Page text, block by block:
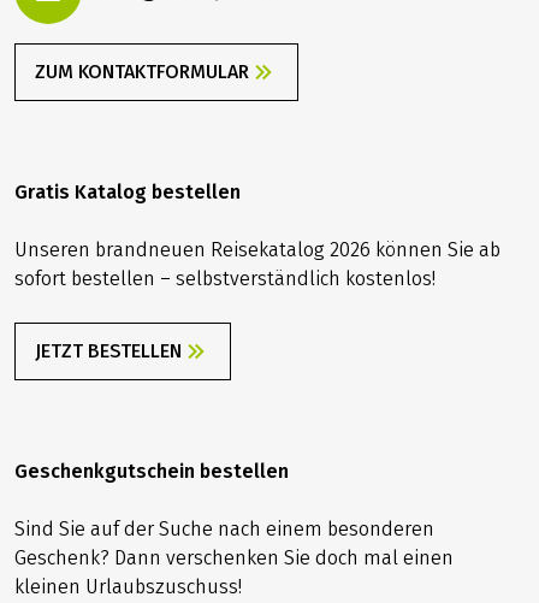
Reiseversicherung
Reiserücktrittsversicherung, um sich vor finanziellen
oder Unfall zu schützen.
Reiserücktrittsversicherung:Weitere Infos und Online-
Versicherungsabschluss
ZUM KONTAKTFORMULAR
Gratis Katalog bestellen
Unseren brandneuen Reisekatalog 2026 können Sie ab
sofort bestellen – selbstverständlich kostenlos!
JETZT BESTELLEN
Geschenkgutschein bestellen
Sind Sie auf der Suche nach einem besonderen
Geschenk? Dann verschenken Sie doch mal einen
kleinen Urlaubszuschuss!